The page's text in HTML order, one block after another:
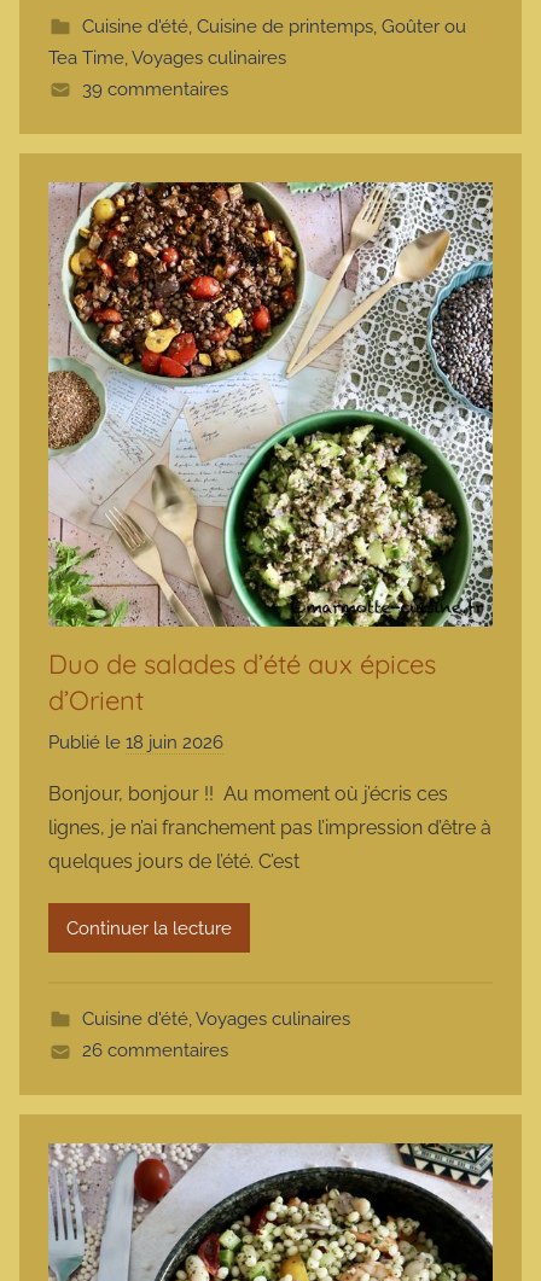
e
Cuisine d'été, Cuisine de printemps, Goûter ou
Tea Time,Voyages culinaires
39 commentaires
Duo de salades d’été aux épices
d’Orient
Publié le 18 juin 2026
r
m
a
r
m
t
e
Bonjour, bonjour !! Au moment où j’écris ces
lignes, je n’ai franchement pas l’impression d’être à
quelques jours de l’été. C’est
Continuer la lecture
Cuisine d'été,Voyages culinaires
26 commentaires